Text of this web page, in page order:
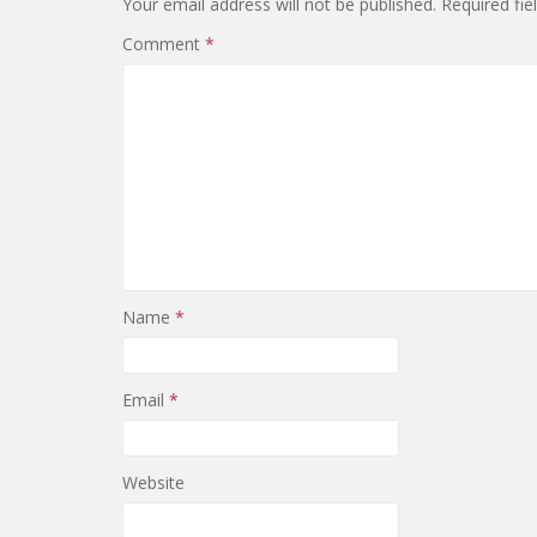
Comment *
Name *
Email *
Website